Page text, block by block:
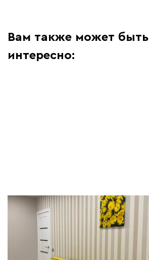
Вам также может быть
интересно:
Рум-тур по дому | 06.05.2022
«Дом — лучшее место на
свете»: минималистичный
интерьер квартиры с яркими